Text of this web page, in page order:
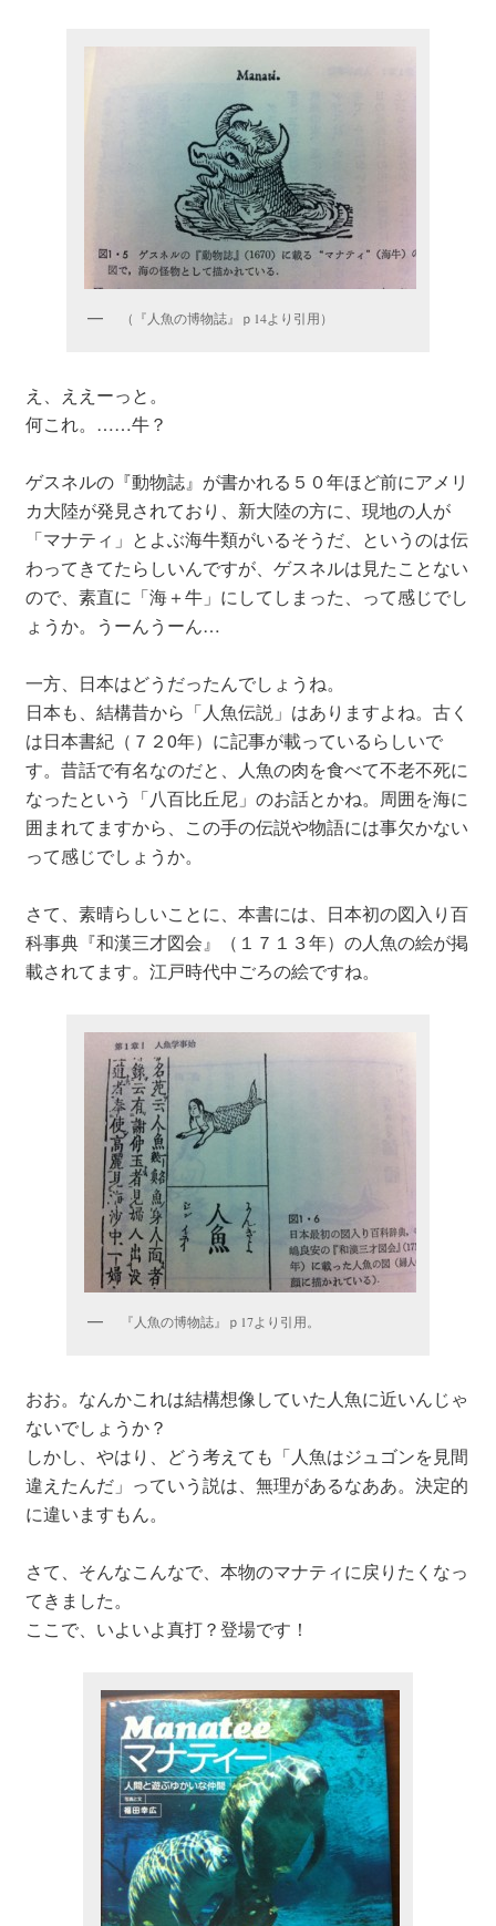
（『人魚の博物誌』ｐ14より引用）
え、ええーっと。
何これ。……牛？
ゲスネルの『動物誌』が書かれる５０年ほど前にアメリ
カ大陸が発見されており、新大陸の方に、現地の人が
「マナティ」とよぶ海牛類がいるそうだ、というのは伝
わってきてたらしいんですが、ゲスネルは見たことない
ので、素直に「海＋牛」にしてしまった、って感じでし
ょうか。うーんうーん…
一方、日本はどうだったんでしょうね。
日本も、結構昔から「人魚伝説」はありますよね。古く
は日本書紀（７２0年）に記事が載っているらしいで
す。昔話で有名なのだと、人魚の肉を食べて不老不死に
なったという「八百比丘尼」のお話とかね。周囲を海に
囲まれてますから、この手の伝説や物語には事欠かない
って感じでしょうか。
さて、素晴らしいことに、本書には、日本初の図入り百
科事典『和漢三才図会』（１７１３年）の人魚の絵が掲
載されてます。江戸時代中ごろの絵ですね。
『人魚の博物誌』ｐ17より引用。
おお。なんかこれは結構想像していた人魚に近いんじゃ
ないでしょうか？
しかし、やはり、どう考えても「人魚はジュゴンを見間
違えたんだ」っていう説は、無理があるなああ。決定的
に違いますもん。
さて、そんなこんなで、本物のマナティに戻りたくなっ
てきました。
ここで、いよいよ真打？登場です！